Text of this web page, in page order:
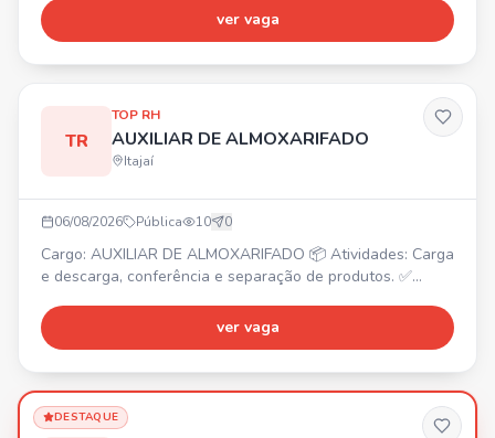
currículo pelo WhatsApp para Juliane.
ver vaga
TR
TOP RH
AUXILIAR DE ALMOXARIFADO
Itajaí
06/08/2026 Pública 10 0
Cargo: AUXILIAR DE ALMOXARIFADO 📦 Atividades: Carga
e descarga, conferência e separação de produtos. ✅
descarga, disponibilidade para horas extras. ⏰ Horário:
Segunda a sexta, das 08:00 às 18:00. 💰 Salário: R$
Transporte, Vale Alimentação R$ 250,00. Vaga temporária
(até 9
ver vaga
DESTAQUE